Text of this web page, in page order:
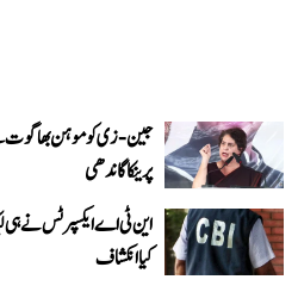
جین-زی کو موہن بھاگوت
پرینکا گاندھی
این ٹی اے ایکسپرٹس نے ہی
کیا انکشاف